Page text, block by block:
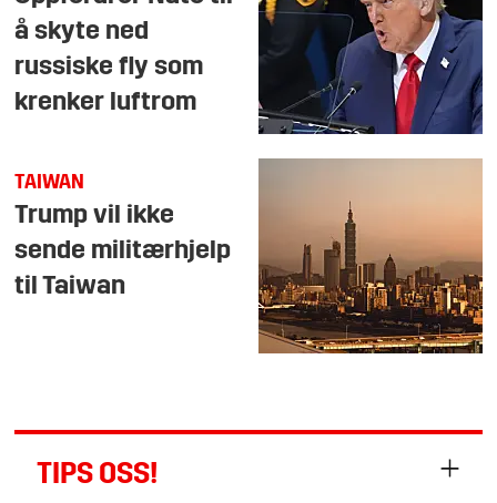
å skyte ned
russiske fly som
krenker luftrom
TAIWAN
Trump vil ikke
sende militærhjelp
til Taiwan
TIPS OSS!